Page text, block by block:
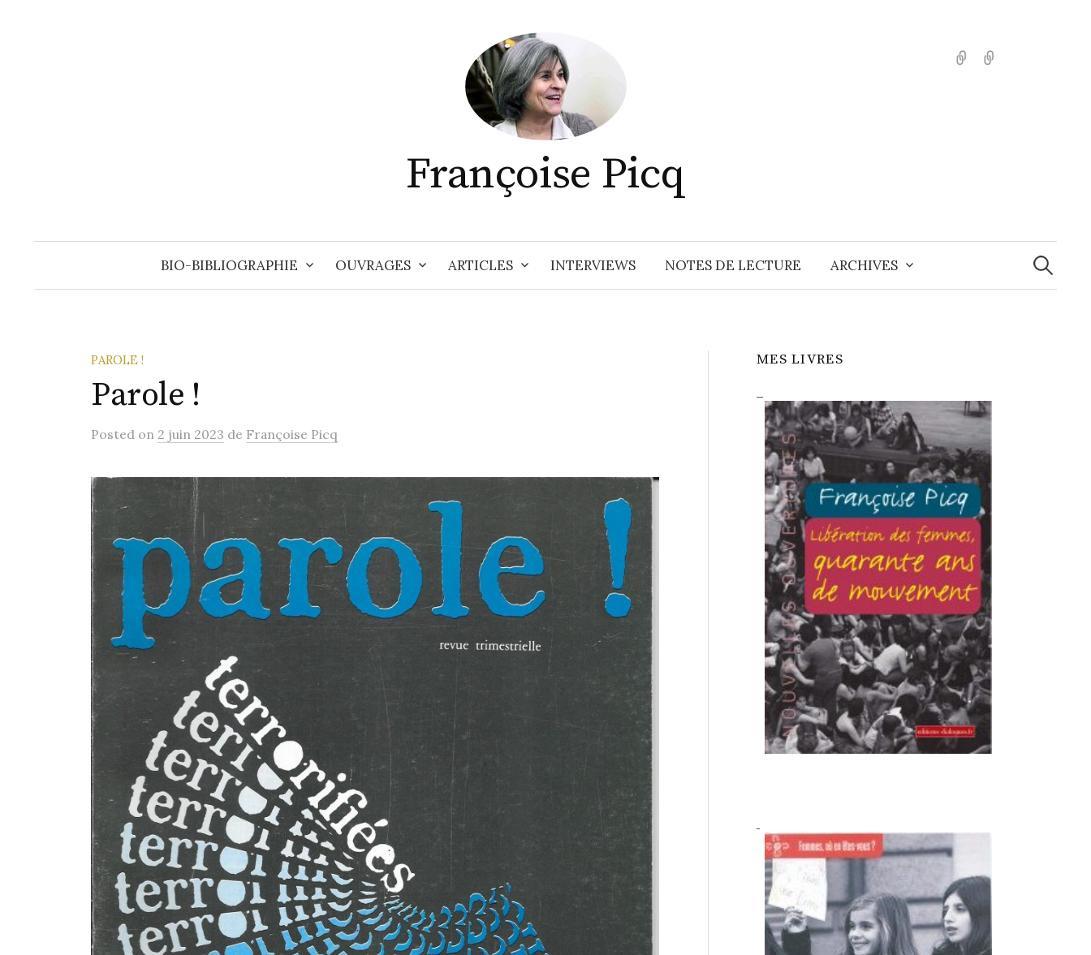
Françoise Picq
English
BIO-BIBLIOGRAPHIE OUVRAGES ARTICLES INTERVIEWS NOTES DE LECTURE ARCHIVES
PAROLE !
Parole !
Posted on 2 juin 2023 de Françoise Picq
MES LIVRES